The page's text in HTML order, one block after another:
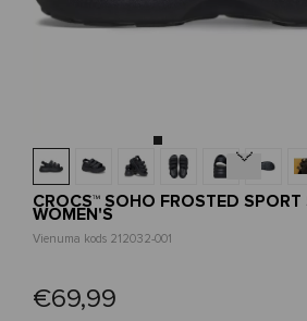
Next
CROCS™ SOHO FROSTED SPORT
WOMEN'S
Vienuma kods 212032-001
€69,99